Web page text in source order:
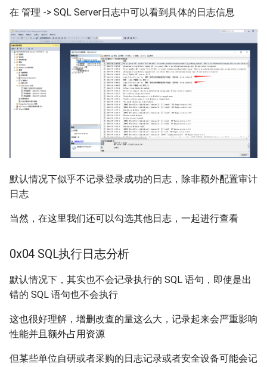
在 管理 -> SQL Server日志中可以看到具体的日志信息
默认情况下似乎不记录登录成功的日志，除非额外配置审计
日志
当然，在这里我们还可以勾选其他日志，一起进行查看
0x04 SQL执行日志分析
默认情况下，其实也不会记录执行的 SQL 语句，即使是出
错的 SQL 语句也不会执行
这也很好理解，增删改查的量这么大，记录起来会严重影响
性能并且额外占用资源
但某些单位自研或者采购的日志记录或者安全设备可能会记